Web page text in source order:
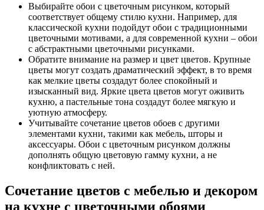
Выбирайте обои с цветочным рисунком, который
соответствует общему стилю кухни. Например, для
классической кухни подойдут обои с традиционными
цветочными мотивами, а для современной кухни ‒ обои
с абстрактными цветочными рисунками.
Обратите внимание на размер и цвет цветов. Крупные
цветы могут создать драматический эффект, в то время
как мелкие цветы создадут более спокойный и
изысканный вид. Яркие цвета цветов могут оживить
кухню, а пастельные тона создадут более мягкую и
уютную атмосферу.
Учитывайте сочетание цветов обоев с другими
элементами кухни, такими как мебель, шторы и
аксессуары. Обои с цветочным рисунком должны
дополнять общую цветовую гамму кухни, а не
конфликтовать с ней.
Сочетание цветов с мебелью и декором
на кухне с цветочными обоями